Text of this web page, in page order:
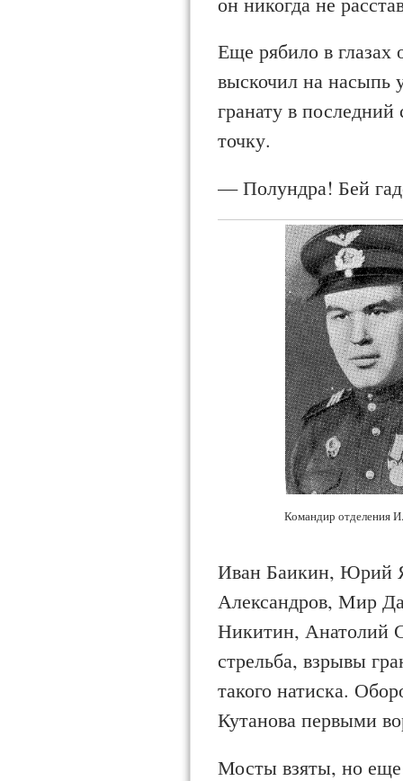
Еще рябило в глазах
выскочил на насыпь
гранату в
точку.
— Полундра! Бей
Командир отделения
Иван Баикин, Юрий
Александров, Мир
Никитин, Анатолий
стрельба, взрывы
такого натиска.
Кутанова первыми
Мосты взяты, но еще